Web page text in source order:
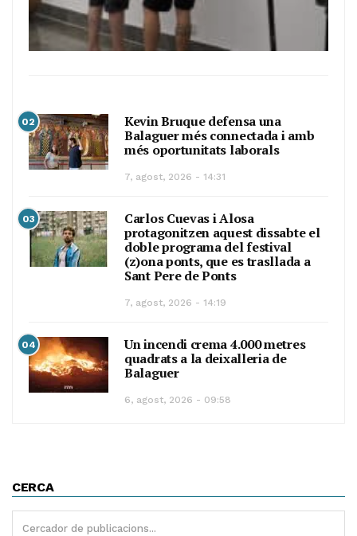
02
Kevin Bruque defensa una
Balaguer més connectada i amb
més oportunitats laborals
7, agost, 2026 - 14:31
03
Carlos Cuevas i Alosa
protagonitzen aquest dissabte el
doble programa del festival
(z)ona ponts, que es trasllada a
Sant Pere de Ponts
7, agost, 2026 - 14:19
04
Un incendi crema 4.000 metres
quadrats a la deixalleria de
Balaguer
6, agost, 2026 - 09:58
CERCA